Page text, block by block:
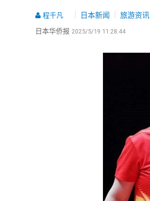
程千凡 日本新闻 旅游资讯
日本华侨报 2025/5/19 11:28:44